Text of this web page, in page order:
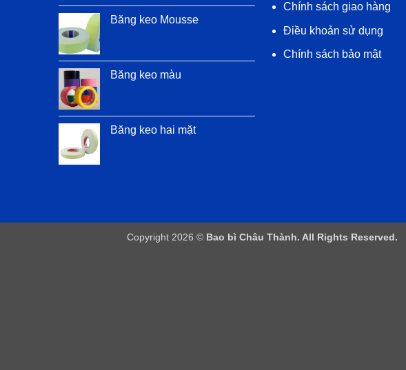
Băng keo Mousse
Băng keo màu
Băng keo hai mặt
Chính sách giao hàng
Điều khoản sử dụng
Chính sách bảo mật
Copyright 2026 © Bao bì Châu Thành. All Rights Reserved.